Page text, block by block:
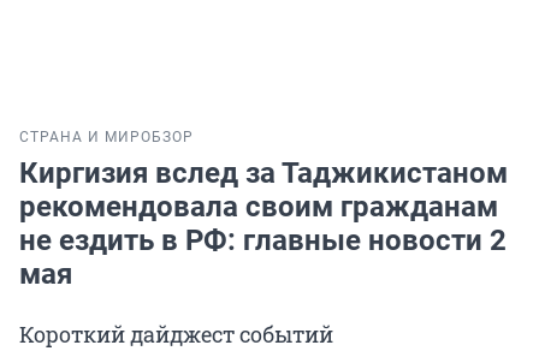
СТРАНА И МИРОБЗОР
Киргизия вслед за Таджикистаном
рекомендовала своим гражданам
не ездить в РФ: главные новости 2
мая
Короткий дайджест событий